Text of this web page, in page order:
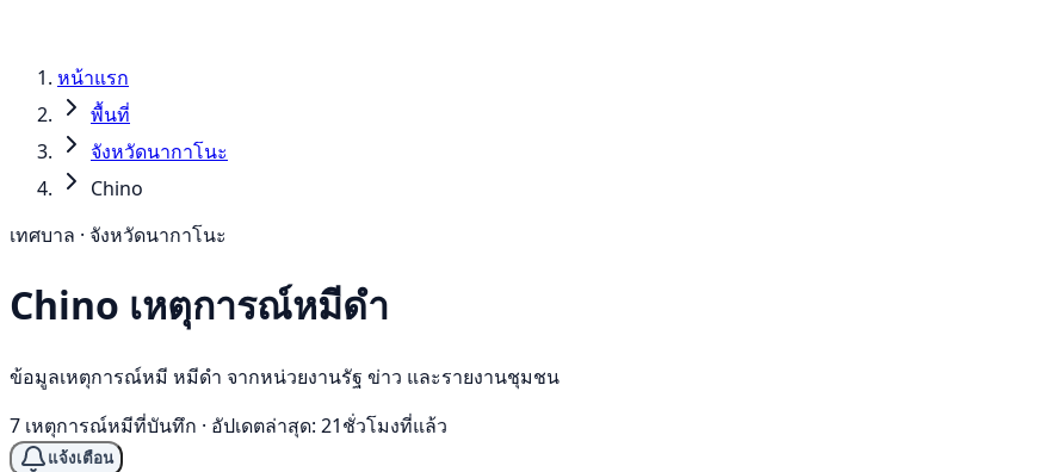
หน้าแรก
พื้นที่
จังหวัดนากาโนะ
Chino
เทศบาล · จังหวัดนากาโนะ
Chino เหตุการณ์หมีดำ
ข้อมูลเหตุการณ์หมี หมีดำ จากหน่วยงานรัฐ ข่าว และรายงานชุมชน
7 เหตุการณ์หมีที่บันทึก · อัปเดตล่าสุด: 21ชั่วโมงที่แล้ว
แจ้งเตือน